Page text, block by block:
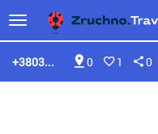
0 1 0
+3803...